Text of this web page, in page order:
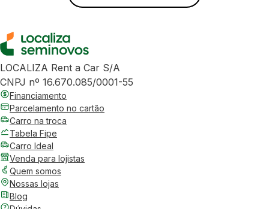
LOCALIZA Rent a Car S/A
CNPJ nº 16.670.085/0001-55
Financiamento
Parcelamento no cartão
Carro na troca
Tabela Fipe
Carro Ideal
Venda para lojistas
Quem somos
Nossas lojas
Blog